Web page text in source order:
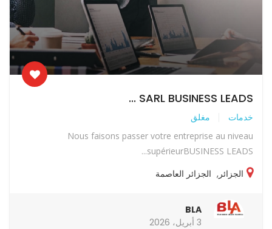
SARL BUSINESS LEADS ...
خدمات مغلق
Nous faisons passer votre entreprise au niveau
supérieurBUSINESS LEADS...
الجزائر , الجزائر العاصمة
BLA
3 أبريل، 2026